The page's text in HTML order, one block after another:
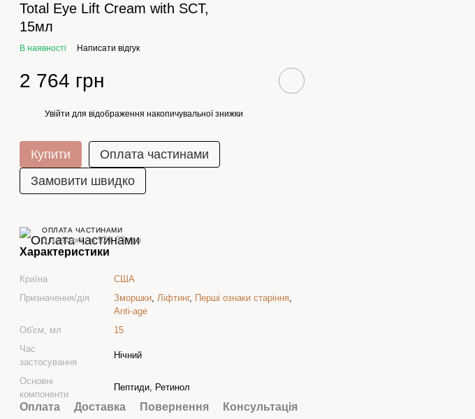
Total Eye Lift Cream with SCT,
15мл
В наявності Написати відгук
2 764 грн
Увійти для відображення накопичувальної знижки
Купити
Оплата частинами
Замовити швидко
ОПЛАТА ЧАСТИНАМИ
3 платежі по 921.33 грн
Характеристики
Країна
США
Призначення/дія
Зморшки, Ліфтинг, Перші ознаки старіння,
Anti-age
Об'єм, мл
15
Час
застосування
Нічний
Основні
компоненти
Пептиди, Ретинол
Оплата Доставка Повернення Консультація